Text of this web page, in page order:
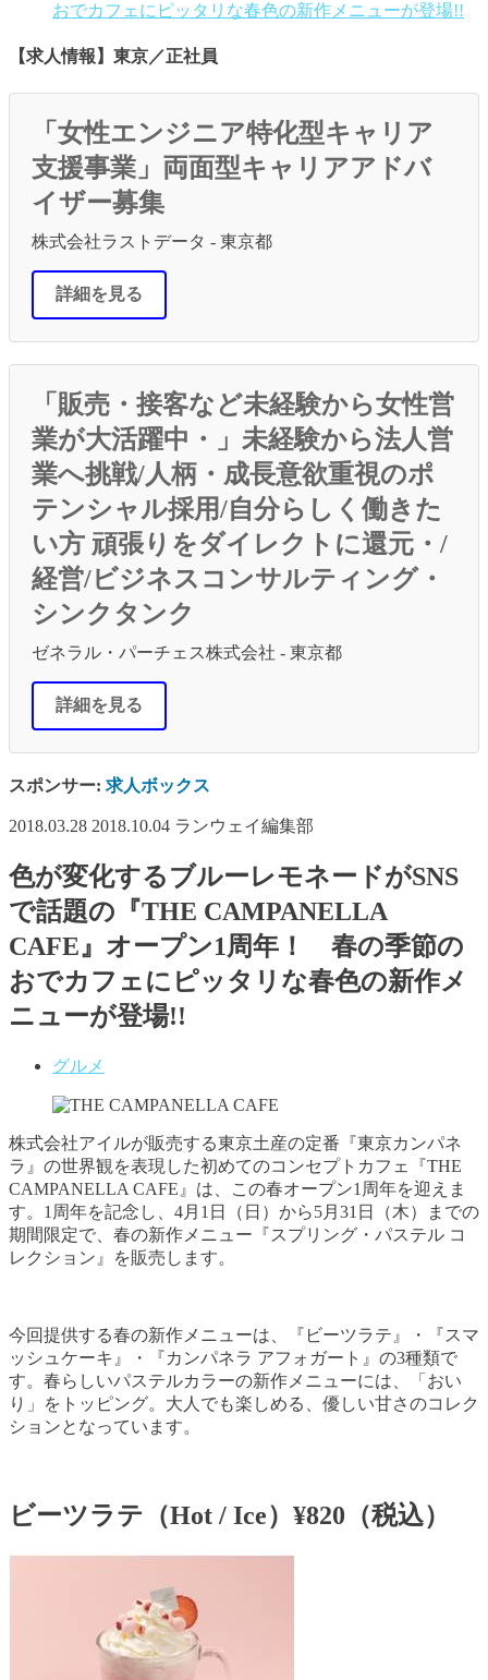
おでカフェにピッタリな春色の新作メニューが登場!!
【求人情報】東京／正社員
「女性エンジニア特化型キャリア
支援事業」両面型キャリアアドバ
イザー募集
株式会社ラストデータ - 東京都
詳細を見る
「販売・接客など未経験から女性営
業が大活躍中・」未経験から法人営
業へ挑戦/人柄・成長意欲重視のポ
テンシャル採用/自分らしく働きた
い方 頑張りをダイレクトに還元・/
経営/ビジネスコンサルティング・
シンクタンク
ゼネラル・パーチェス株式会社 - 東京都
詳細を見る
スポンサー: 求人ボックス
2018.03.28 2018.10.04 ランウェイ編集部
色が変化するブルーレモネードがSNS
で話題の『THE CAMPANELLA
CAFE』オープン1周年！ 春の季節の
おでカフェにピッタリな春色の新作メ
ニューが登場!!
グルメ
株式会社アイルが販売する東京土産の定番『東京カンパネ
ラ』の世界観を表現した初めてのコンセプトカフェ『THE
CAMPANELLA CAFE』は、この春オープン1周年を迎えま
す。1周年を記念し、4月1日（日）から5月31日（木）までの
期間限定で、春の新作メニュー『スプリング・パステル コ
レクション』を販売します。
今回提供する春の新作メニューは、『ビーツラテ』・『スマ
ッシュケーキ』・『カンパネラ アフォガート』の3種類で
す。春らしいパステルカラーの新作メニューには、「おい
り」をトッピング。大人でも楽しめる、優しい甘さのコレク
ションとなっています。
ビーツラテ（Hot / Ice）¥820（税込）